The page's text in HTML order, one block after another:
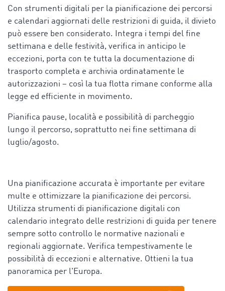
Con strumenti digitali per la pianificazione dei percorsi
e calendari aggiornati delle restrizioni di guida, il divieto
può essere ben considerato. Integra i tempi del fine
settimana e delle festività, verifica in anticipo le
eccezioni, porta con te tutta la documentazione di
trasporto completa e archivia ordinatamente le
autorizzazioni – così la tua flotta rimane conforme alla
legge ed efficiente in movimento.
Pianifica pause, località e possibilità di parcheggio
lungo il percorso, soprattutto nei fine settimana di
luglio/agosto.
Una pianificazione accurata è importante per evitare
multe e ottimizzare la pianificazione dei percorsi.
Utilizza strumenti di pianificazione digitali con
calendario integrato delle restrizioni di guida per tenere
sempre sotto controllo le normative nazionali e
regionali aggiornate. Verifica tempestivamente le
possibilità di eccezioni e alternative. Ottieni la tua
panoramica per l'Europa.